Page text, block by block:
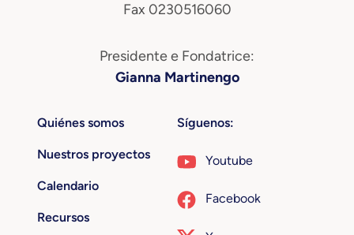
Fax 0230516060
Presidente e Fondatrice:
Gianna Martinengo
Quiénes somos
Nuestros proyectos
Calendario
Recursos
Síguenos:
Youtube
Facebook